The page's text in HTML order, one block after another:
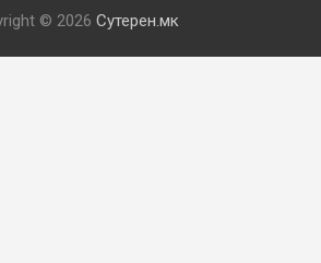
© 2026 Сутерен.мк